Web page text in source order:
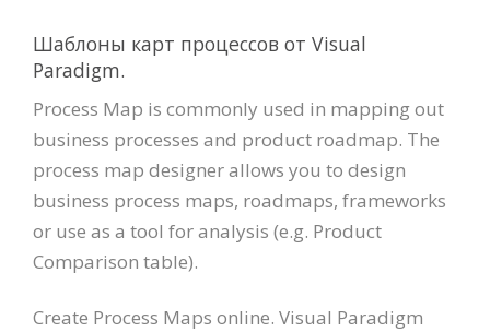
Шаблоны карт процессов от Visual
Paradigm.
Process Map is commonly used in mapping out
business processes and product roadmap. The
process map designer allows you to design
business process maps, roadmaps, frameworks
or use as a tool for analysis (e.g. Product
Comparison table).
Create Process Maps online. Visual Paradigm